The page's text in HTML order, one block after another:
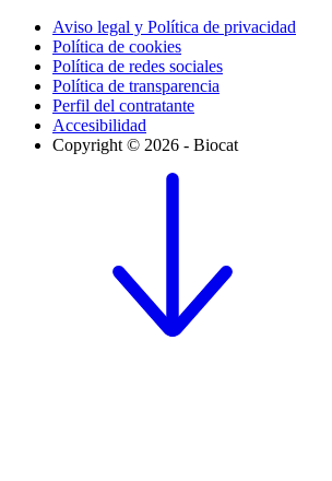
Aviso legal y Política de privacidad
Política de cookies
Política de redes sociales
Política de transparencia
Perfil del contratante
Accesibilidad
Copyright © 2026 - Biocat